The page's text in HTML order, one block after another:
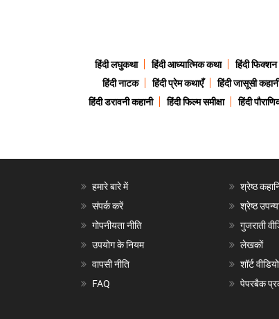
हिंदी लघुकथा हिंदी आध्यात्मिक कथा हिंदी फिक्शन
हिंदी नाटक
हिंदी प्रेम कथाएँ हिंदी जासूसी
हिंदी डरावनी कहानी
हिंदी फिल्म समीक्षा हिंदी
हमारे बारे में
संपर्क करें
गोपनीयता नीति
उपयोग के नियम
वापसी नीति
FAQ
श्रेष्ठ
श्रेष्ठ
गुजराती
लेखकों
शॉर्ट वीडियो
पेपरबैक